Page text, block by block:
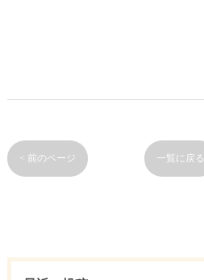
< 前のページ 一覧に戻る